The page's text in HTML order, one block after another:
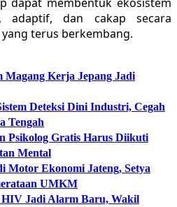
adaptif, dan cakap secara
terus berkembang.
Kerja Jepang Jadi
Deteksi Dini Industri, Cegah
Tengah
Psikolog Gratis Harus Diikuti
Mental
Motor Ekonomi Jateng, Setya
UMKM
HIV Jadi Alarm Baru, Wakil